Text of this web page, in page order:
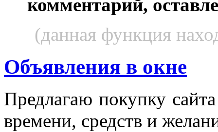
комментарий,
(данная функция
Объявления в окне
Пред­ла­гаю по­куп­ку
вре­мени, средств и